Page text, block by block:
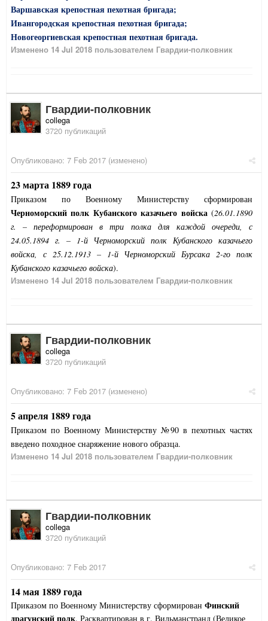
Варшавская крепостная пехотная бригада;
Ивангородская крепостная пехотная бригада;
Новогеоргиевская крепостная пехотная бригада.
Изменено 14 Jul 2018 пользователем Гвардии-полковник
Гвардии-полковник
collega
3720 публикаций
Опубликовано: 7 Feb 2017 (изменено)
23 марта 1889 года
Приказом по Военному Министерству сформирован
Черноморский полк Кубанского казачьего войска(26.01.1890
г. – переформирован в три полка для каждой очереди, с
24.05.1894 г. – 1-й Черноморский полк Кубанского казачьего
войска, с 25.12.1913 – 1-й Черноморский Бурсака 2-го полк
Кубанского казачьего войска).
Изменено 14 Jul 2018 пользователем Гвардии-полковник
Гвардии-полковник
collega
3720 публикаций
Опубликовано: 7 Feb 2017 (изменено)
5 апреля 1889 года
Приказом по Военному Министерству №90 в пехотных частях
введено походное снаряжение нового образца.
Изменено 14 Jul 2018 пользователем Гвардии-полковник
Гвардии-полковник
collega
3720 публикаций
Опубликовано: 7 Feb 2017
14 мая 1889 года
Приказом по Военному Министерству сформирован Финский
драгунский полк. Расквартирован в г. Вильманстранд (Великое